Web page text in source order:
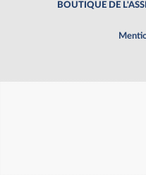
BOUTIQUE DE